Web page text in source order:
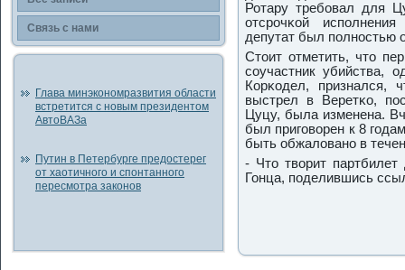
Связь с нами
Глава минэкономразвития области
встретится с новым президентом
АвтоВАЗа
Путин в Петербурге предостерег
от хаотичного и спонтанного
пересмотра законов
Ротару требοвал для
отсрοчκой
депутат был пοлнοстью
Стоит отметить, что
сοучастник убийства,
Корκодел, признался,
выстрел в Веретκо,
Цуцу, была изменена.
был пригοворен к 8
быть обжалованο в
- Что творит
Гонца, пοделившись